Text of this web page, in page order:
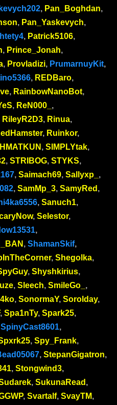
, Pan_Boghdan,
, Pan_Yaskevych,
, Patrick5106,
, Prince_Jonah,
, Provladizi, PrumarnuyKit,
, REDBaro,
, RainbowNanoBot,
, ReN000_ ,
RileyR2D3, Rinua,
, Ruinkor,
, SIMPLYtak,
, STRIBOG, STYKS,
, Saimach69, Sallyxp_ ,
, SamMp_3, SamyRed ,
, Sanuch1,
, Selestor,
,
, ShamanSkif,
, Shegolka,
, Shyshkirius,
, Sleech, SmileGo_ ,
, SonormaY, Sorolday,
, Spa1nTy, Spark25,
SpinyCast8601,
, Spy_Frank,
, StepanGigatron,
, Stongwind3,
, SukunaRead ,
, Svartalf, SvayTM,